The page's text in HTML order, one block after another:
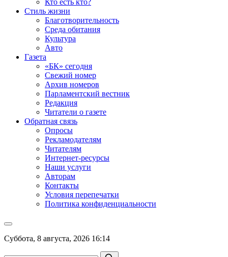
Кто есть кто?
Стиль жизни
Благотворительность
Среда обитания
Культура
Авто
Газета
«БК» сегодня
Свежий номер
Архив номеров
Парламентский вестник
Редакция
Читатели о газете
Обратная связь
Опросы
Рекламодателям
Читателям
Интернет-ресурсы
Наши услуги
Авторам
Контакты
Условия перепечатки
Политика конфиденциальности
Суббота, 8 августа, 2026 16:14